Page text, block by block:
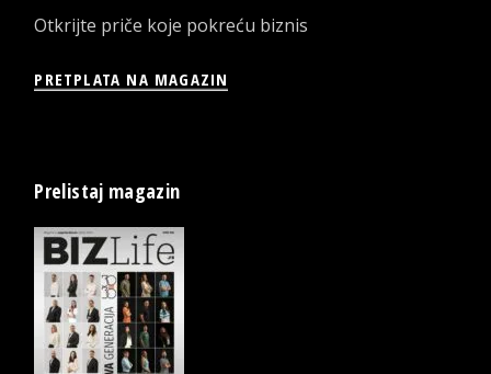
Otkrijte priče koje pokreću biznis
PRETPLATA NA MAGAZIN
Prelistaj magazin